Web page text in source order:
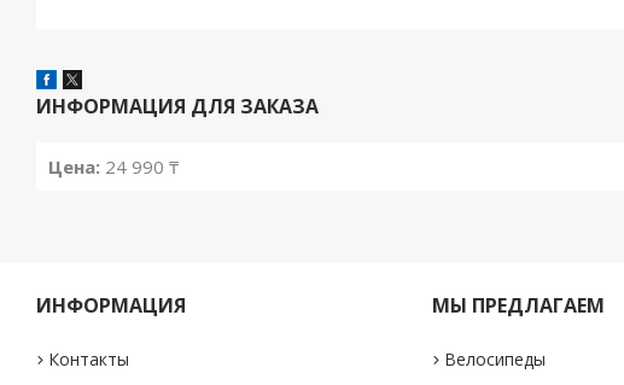
ИНФОРМАЦИЯ ДЛЯ ЗАКАЗА
Цена: 24 990 ₸
ИНФОРМАЦИЯ
Контакты
МЫ ПРЕДЛАГАЕМ
Велосипеды